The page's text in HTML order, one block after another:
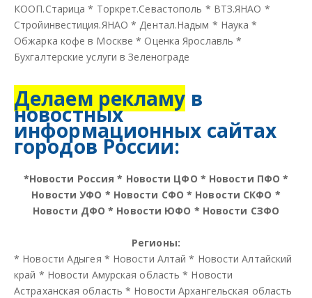
КООП.Старица * Торкрет.Севастополь * ВТЗ.ЯНАО *
Стройинвестиция.ЯНАО * Дентал.Надым * Наука *
Обжарка кофе в Москве * Оценка Ярославль *
Бухгалтерские услуги в Зеленограде
Делаем рекламу в
новостных
информационных сайтах
городов России:
*Новости Россия * Новости ЦФО * Новости ПФО *
Новости УФО * Новости СФО * Новости СКФО *
Новости ДФО * Новости ЮФО * Новости СЗФО
Регионы:
* Новости Адыгея * Новости Алтай * Новости Алтайский
край * Новости Амурская область * Новости
Астраханская область * Новости Архангельская область